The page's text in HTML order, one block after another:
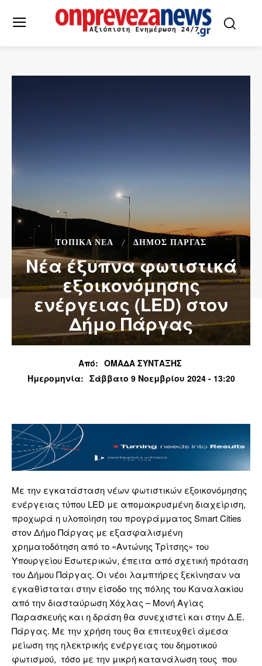
ΤΟΠΙΚΆ ΝΈΑ ΔΉΜΟΣ ΠΆΡΓΑΣ
Νέα έξυπνα φωτιστικά
εξοικονόμησης
ενέργειας (LED) στον
Δήμο Πάργας
Από: ΟΜΑΔΑ ΣΥΝΤΑΞΗΣ
Ημερομηνία: Σάββατο 9 Νοεμβρίου 2024 - 13:20
Με την εγκατάσταση νέων φωτιστικών εξοικονόμησης
ενέργειας τύπου LED με απομακρυσμένη διαχείριση,
προχωρά η υλοποίηση του προγράμματος Smart Cities
στον Δήμο Πάργας με εξασφαλισμένη
χρηματοδότηση από το «Αντώνης Τρίτσης» του
Υπουργείου Εσωτερικών, έπειτα από σχετική πρόταση
του Δήμου Πάργας. Οι νέοι λαμπτήρες ξεκίνησαν να
εγκαθίσταται στην είσοδο της πόλης του Καναλακίου
από την διασταύρωση Χόχλας – Μονή Αγίας
Παρασκευής και η δράση θα συνεχιστεί και στην Δ.Ε.
Πάργας. Με την χρήση τους θα επιτευχθεί άμεσα
μείωση της ηλεκτρικής ενέργειας του δημοτικού
φωτισμού, τόσο με την μικρή κατανάλωση τους που